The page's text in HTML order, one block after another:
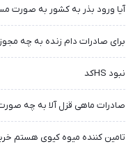
آیا ورود بذر به کشور به صورت
برای صادرات دام زنده به چه
نبود HSکد
صادرات ماهی قزل آلا به چه
تامین کننده میوه کیوی هستم